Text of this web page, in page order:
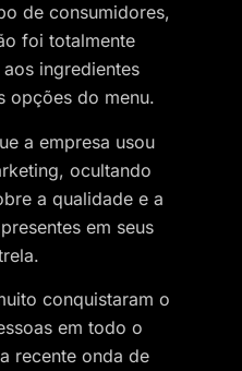
de consumidores,
foi totalmente
ingredientes
opções do menu.
a empresa usou
ocultando
a qualidade e a
em seus
conquistaram o
em todo o
recente onda de